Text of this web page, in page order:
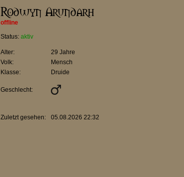
offline
Status: aktiv
Alter:
29 Jahre
Volk:
Mensch
Klasse:
Druide
Geschlecht:
Zuletzt gesehen: 05.08.2026 22:32